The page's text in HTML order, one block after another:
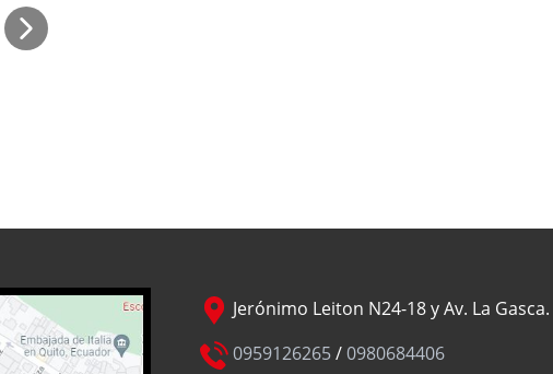
Jerónimo Leiton N24-18 y Av. La
0959126265/0980684406